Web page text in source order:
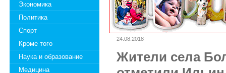
Экономика
Политика
Спорт
Кроме того
Наука и образование
Медицина
24.08.2018
Жители села